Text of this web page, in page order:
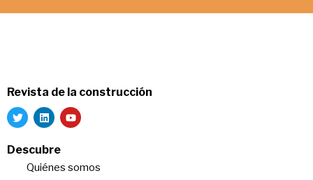
Revista de la construcción
Descubre
Quiénes somos